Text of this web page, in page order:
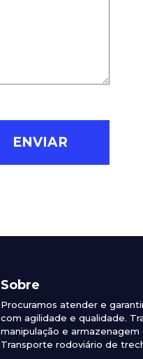
Sobre
Procuramos atender e
com agilidade e qualidade.
manipulação e
Transporte rodoviário de